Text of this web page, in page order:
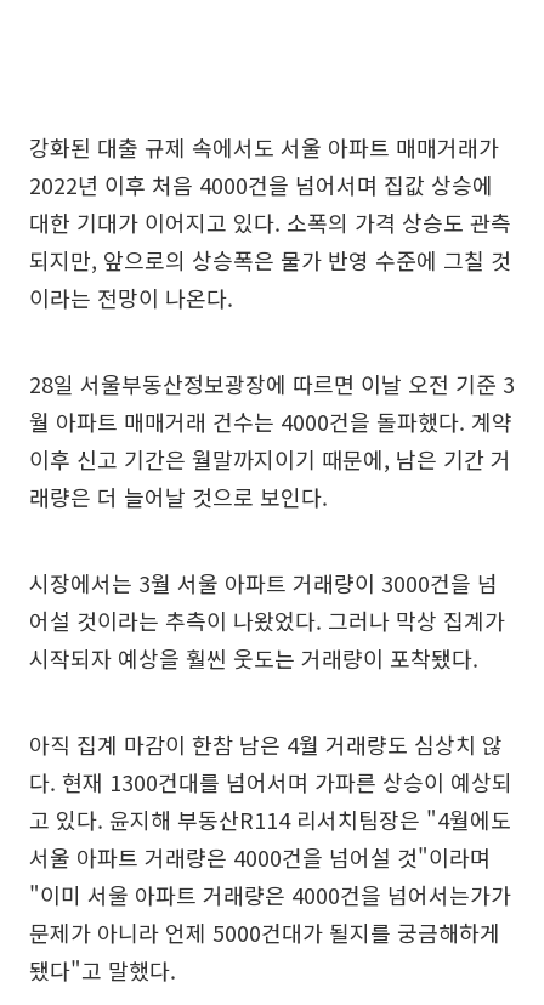
강화된 대출 규제 속에서도 서울 아파트 매매거래가
2022년 이후 처음 4000건을 넘어서며 집값 상승에
대한 기대가 이어지고 있다. 소폭의 가격 상승도 관측
되지만, 앞으로의 상승폭은 물가 반영 수준에 그칠 것
이라는 전망이 나온다.
28일 서울부동산정보광장에 따르면 이날 오전 기준 3
월 아파트 매매거래 건수는 4000건을 돌파했다. 계약
이후 신고 기간은 월말까지이기 때문에, 남은 기간 거
래량은 더 늘어날 것으로 보인다.
시장에서는 3월 서울 아파트 거래량이 3000건을 넘
어설 것이라는 추측이 나왔었다. 그러나 막상 집계가
시작되자 예상을 훨씬 웃도는 거래량이 포착됐다.
아직 집계 마감이 한참 남은 4월 거래량도 심상치 않
다. 현재 1300건대를 넘어서며 가파른 상승이 예상되
고 있다. 윤지해 부동산R114 리서치팀장은 "4월에도
서울 아파트 거래량은 4000건을 넘어설 것"이라며
"이미 서울 아파트 거래량은 4000건을 넘어서는가가
문제가 아니라 언제 5000건대가 될지를 궁금해하게
됐다"고 말했다.